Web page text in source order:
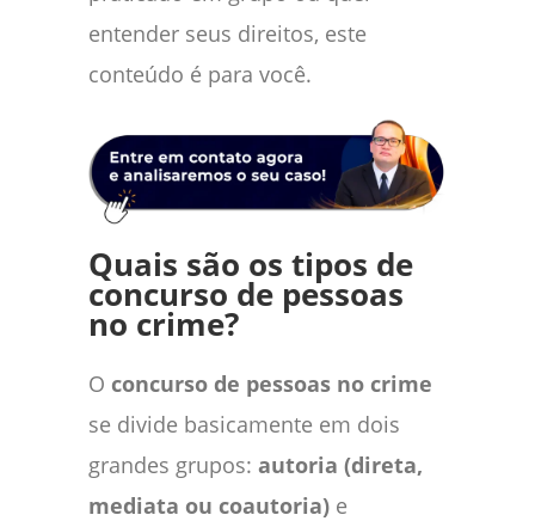
entender seus direitos, este
conteúdo é para você.
Quais são os tipos de
concurso de pessoas
no crime?
O concurso de pessoas no crime
se divide basicamente em dois
grandes grupos: autoria (direta,
mediata ou coautoria) e